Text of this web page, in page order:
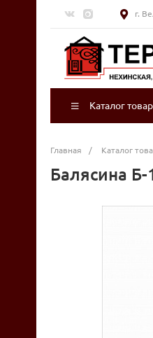
г.
Каталог
Главная / Каталог
Балясина Б-